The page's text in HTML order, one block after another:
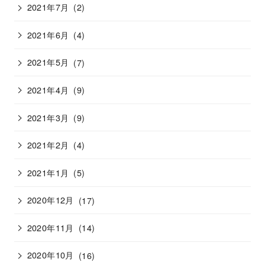
2021年7月 (2)
2021年6月 (4)
2021年5月 (7)
2021年4月 (9)
2021年3月 (9)
2021年2月 (4)
2021年1月 (5)
2020年12月 (17)
2020年11月 (14)
2020年10月 (16)